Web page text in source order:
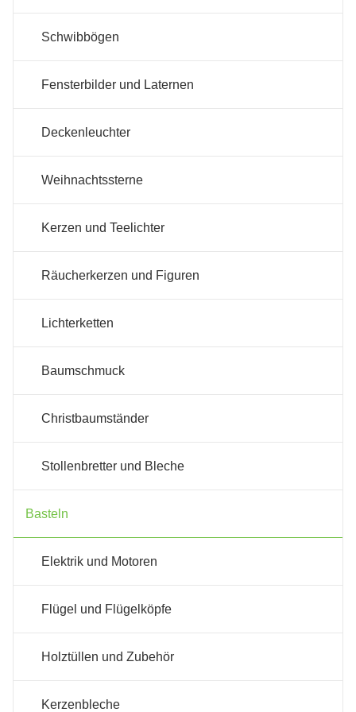
Schwibbögen
Fensterbilder und Laternen
Deckenleuchter
Weihnachtssterne
Kerzen und Teelichter
Räucherkerzen und Figuren
Lichterketten
Baumschmuck
Christbaumständer
Stollenbretter und Bleche
Basteln
Elektrik und Motoren
Flügel und Flügelköpfe
Holztüllen und Zubehör
Kerzenbleche